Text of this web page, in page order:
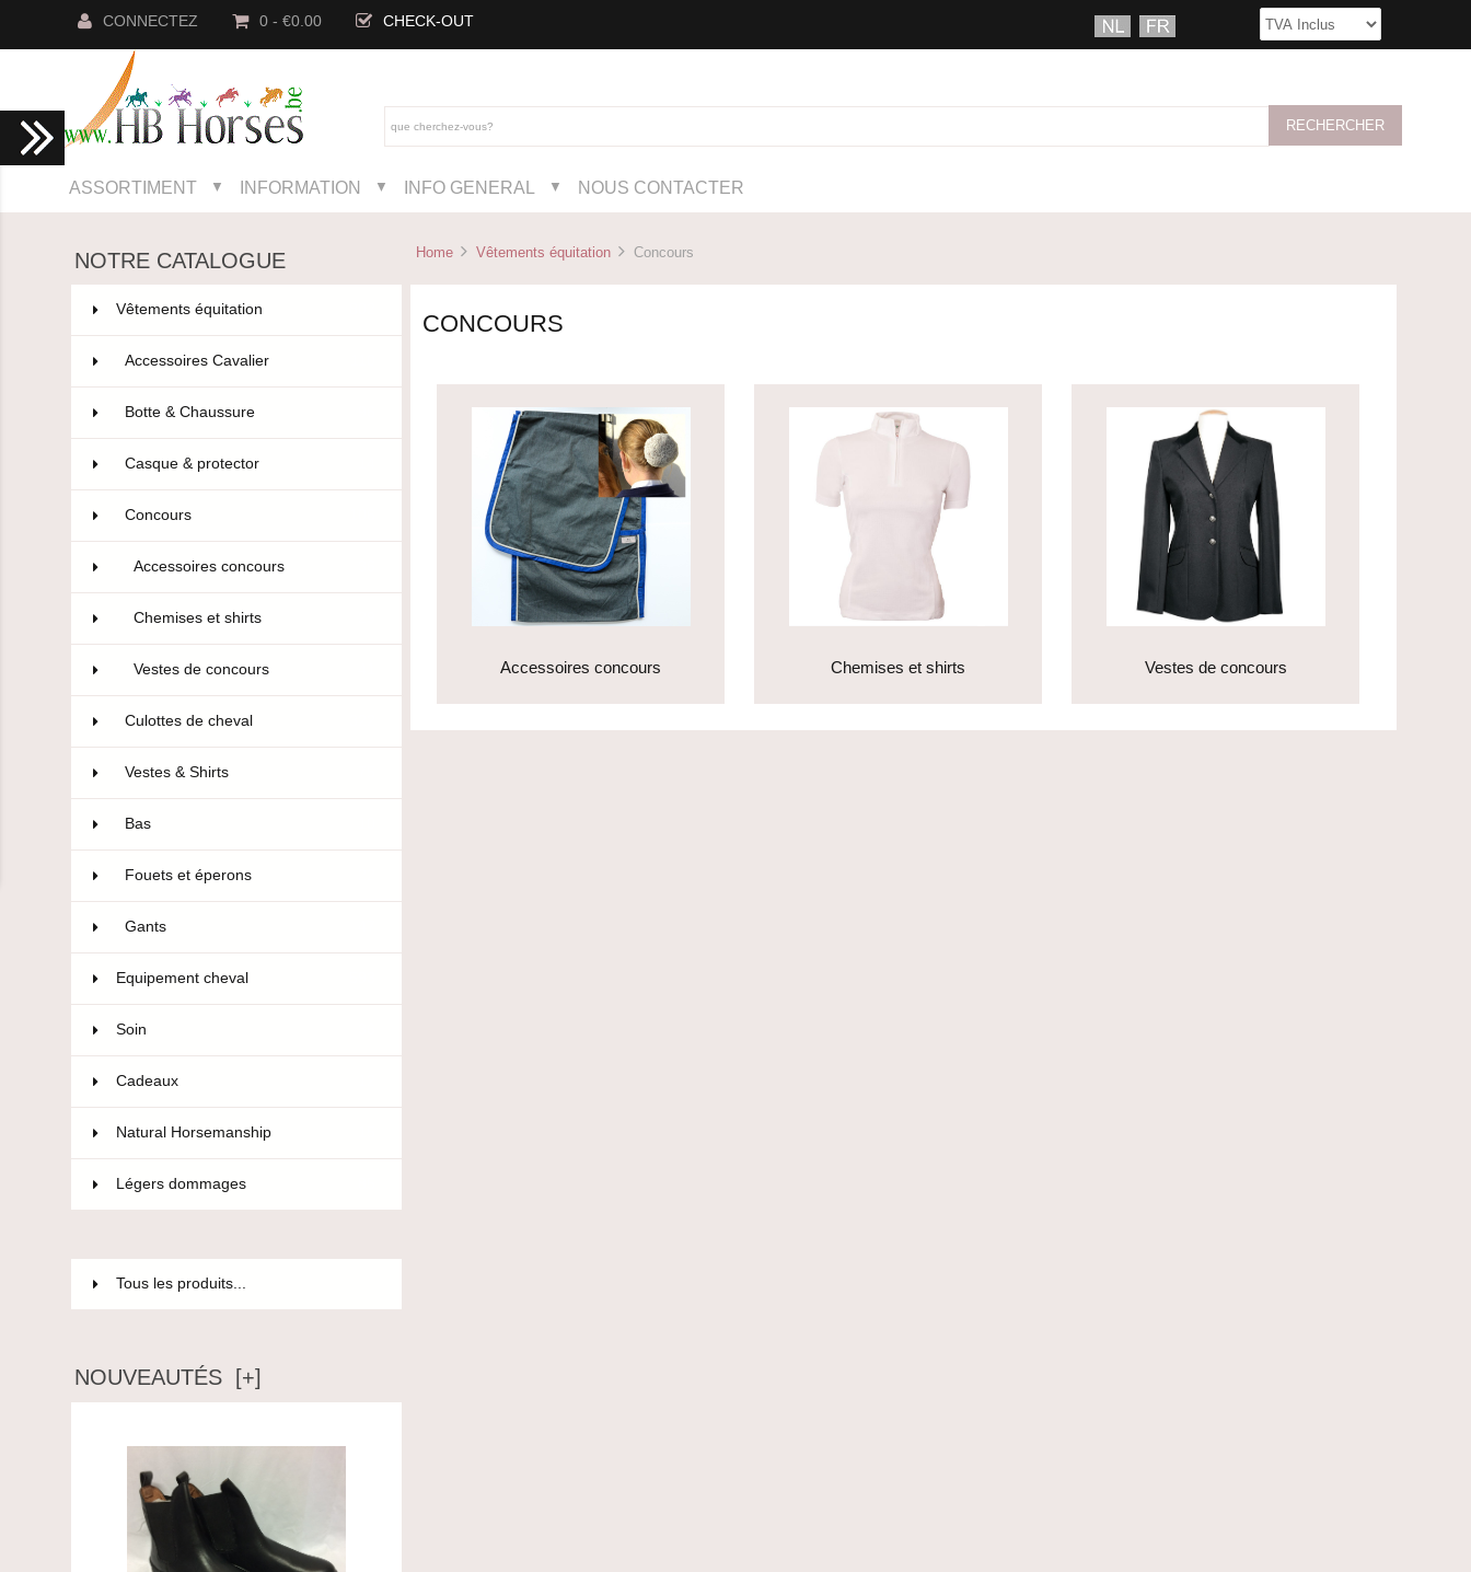
CONNECTEZ 0 - €0.00 CHECK-OUT
ASSORTIMENT ▼ INFORMATION ▼ INFO GENERAL ▼ NOUS CONTACTER
NOTRE CATALOGUE
Vêtements équitation
Accessoires Cavalier
Botte & Chaussure
Casque & protector
Concours
Accessoires concours
Chemises et shirts
Vestes de concours
Culottes de cheval
Vestes & Shirts
Bas
Fouets et éperons
Gants
Equipement cheval
Soin
Cadeaux
Natural Horsemanship
Légers dommages
Tous les produits...
NOUVEAUTÉS [+]
Home Vêtements équitation Concours
CONCOURS
Accessoires concours Chemises et shirts Vestes de concours